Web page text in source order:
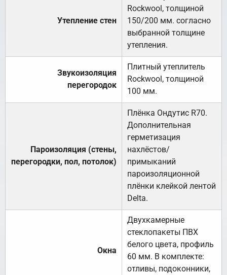
Утепление стен
Rockwool, толщиной
150/200 мм. согласно
выбранной толщине
утепления.
Звукоизоляция
перегородок
Плитный утеплитель
Rockwool, толщиной
100 мм.
Пароизоляция (стены,
перегородки, пол, потолок)
Плёнка Ондутис R70.
Дополнительная
герметизация
нахлёстов/
примыканий
пароизоляционной
плёнки клейкой лентой
Delta.
Окна
Двухкамерные
стеклопакеты ПВХ
белого цвета, профиль
60 мм. В комплекте:
отливы, подоконники,